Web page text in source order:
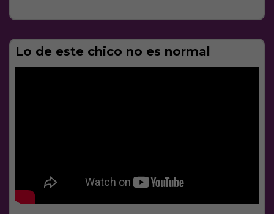
Lo de este chico no es normal